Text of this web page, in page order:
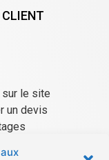
CLIENT
le site
un devis